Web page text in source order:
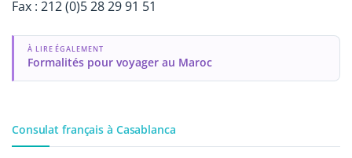
Fax : 212 (0)5 28 29 91 51
À LIRE ÉGALEMENT
Formalités pour voyager au Maroc
Consulat français à Casablanca